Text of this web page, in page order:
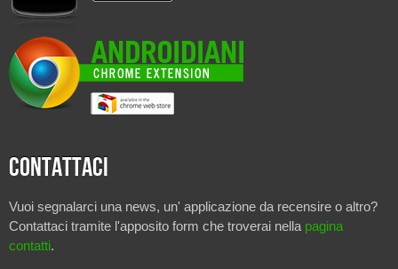
Contattaci
Vuoi segnalarci una news, un' applicazione da recensire o altro?
Contattaci tramite l'apposito form che troverai nella pagina
contatti.